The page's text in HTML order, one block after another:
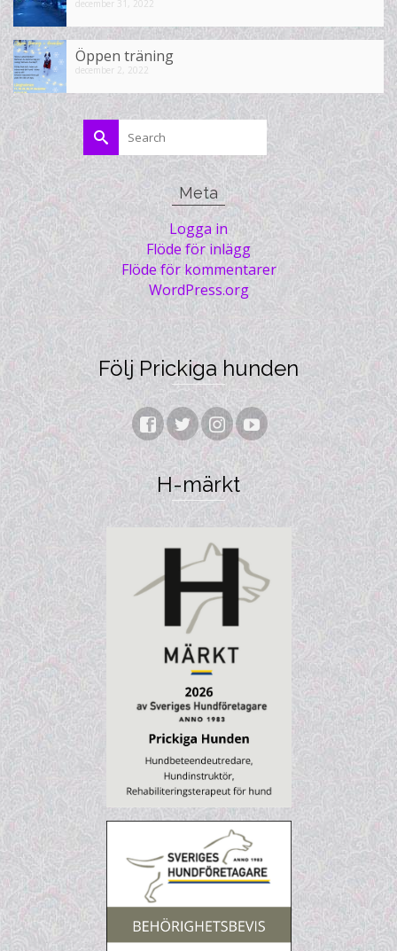
december 31, 2022
Öppen träning
december 2, 2022
Search
for:
Meta
Logga in
Flöde för inlägg
Flöde för kommentarer
WordPress.org
Följ Prickiga hunden
H-märkt